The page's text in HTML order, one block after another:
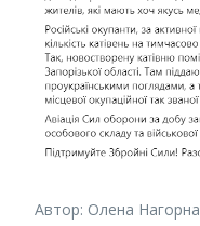
Автор: Олена Нагорна